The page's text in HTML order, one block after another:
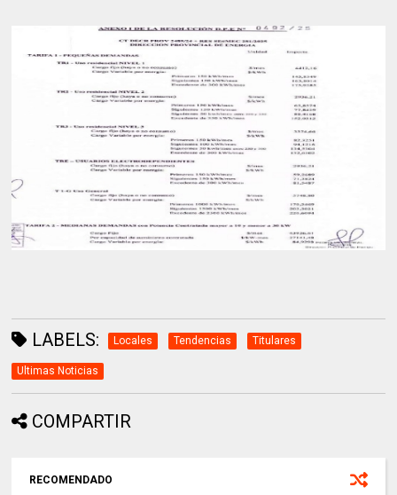
LABELS: Locales Tendencias Titulares
Ultimas Noticias
COMPARTIR
RECOMENDADO